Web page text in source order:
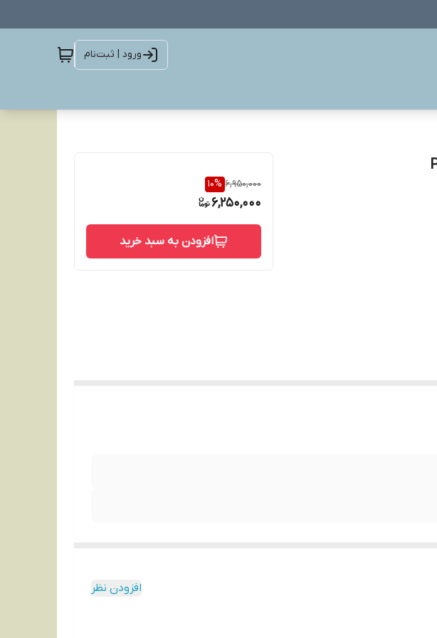
ورود | ثبت‌نام
6,950,000
10%
6,250,000
افزودن به سبد خرید
افزودن نظر